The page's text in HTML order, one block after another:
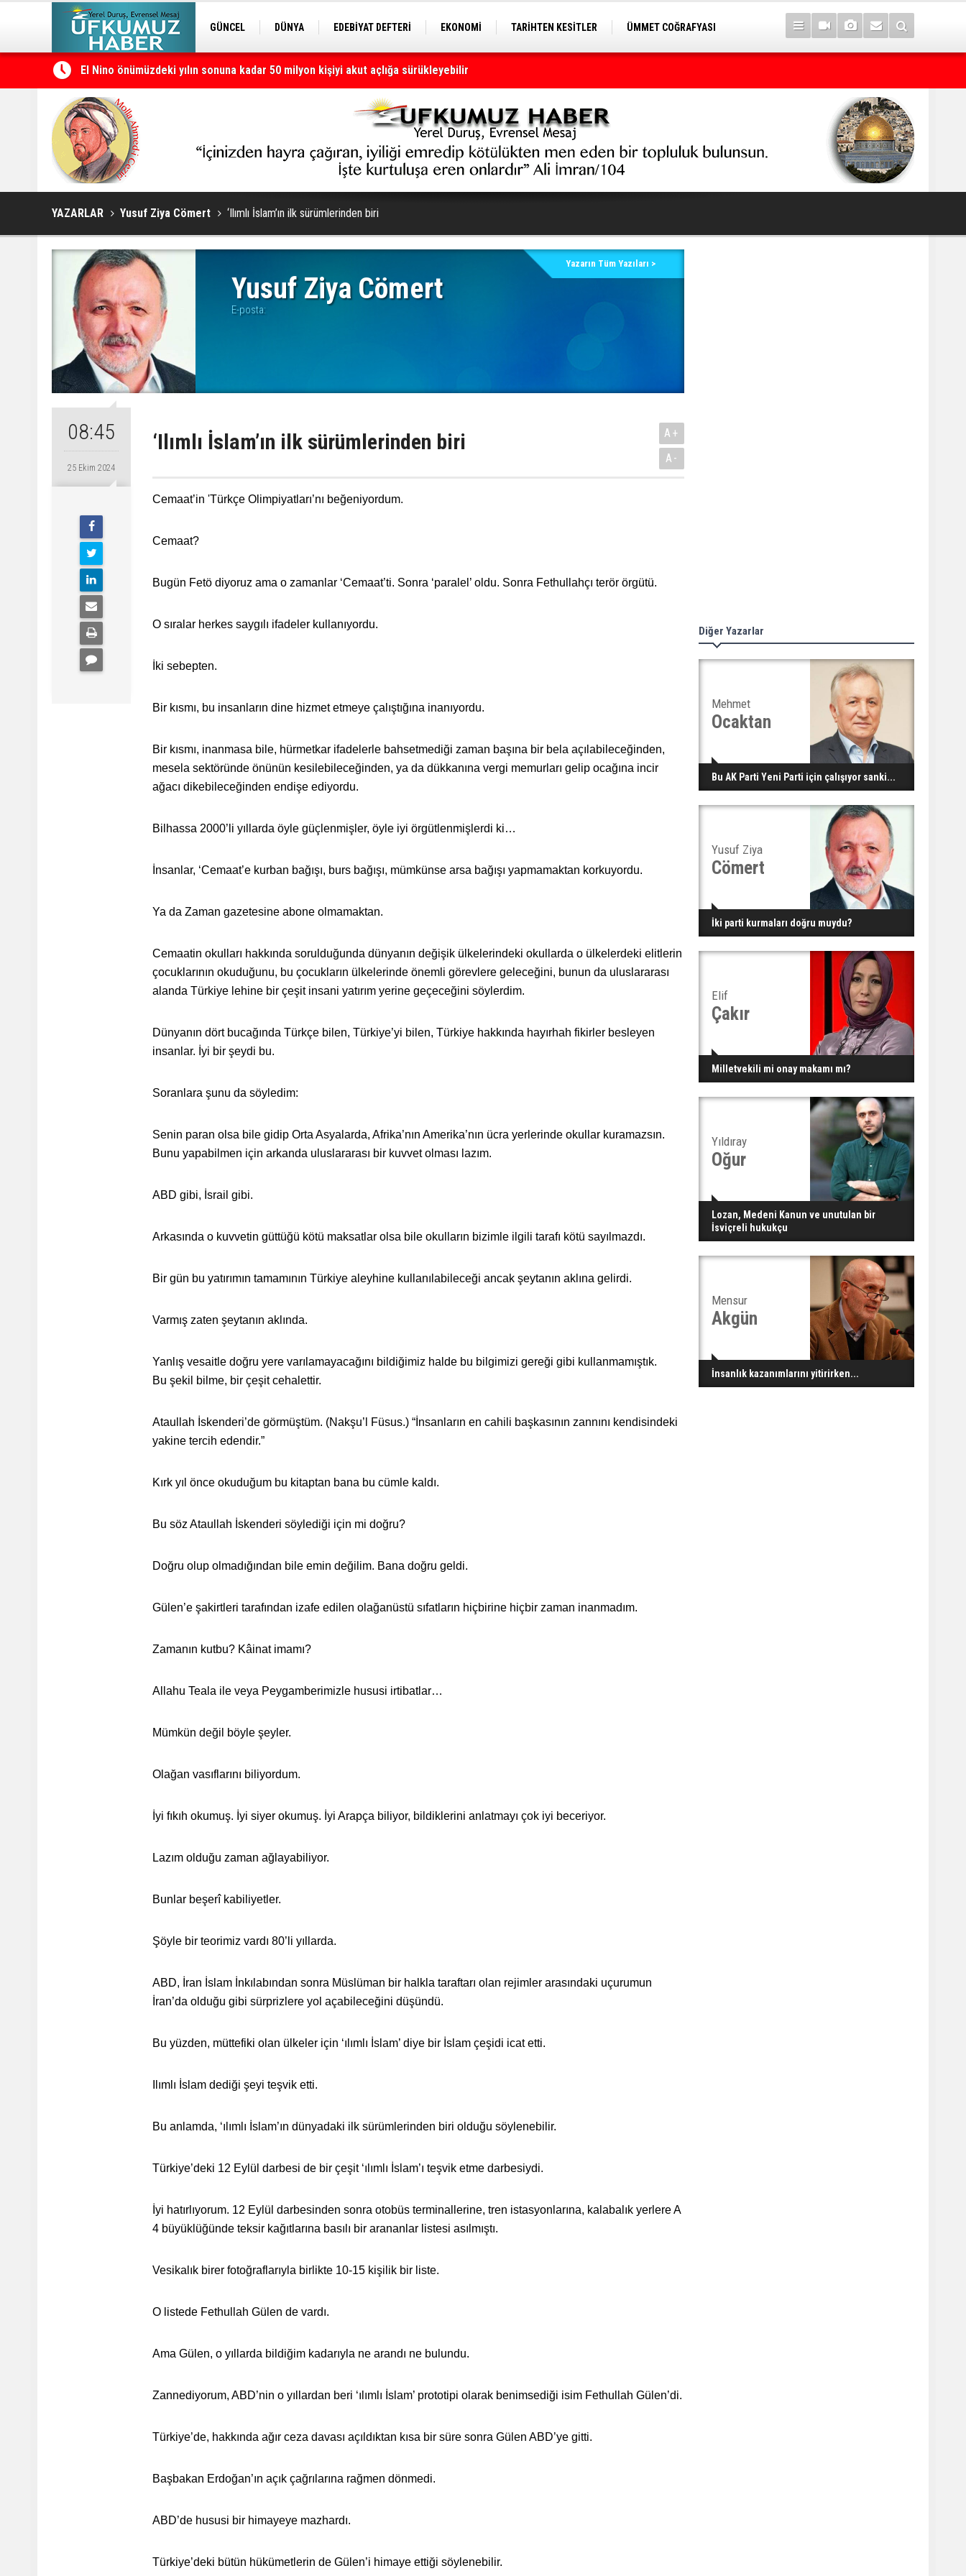
GÜNCEL DÜNYA EDEBİYAT DEFTERİ EKONOMİ TARİHTEN KESİTLER
ÜMMET COĞRAFYASI
El Nino önümüzdeki yılın sonuna kadar 50 milyon kişiyi akut açlığa sürükleyebilir
Bakan Fidan: İsrail’in yayılmacılığı durdurulmazsa kriz küreselleşir
YAZARLAR Yusuf Ziya Cömert ‘Ilımlı İslam’ın ilk sürümlerinden biri
Yusuf Ziya Cömert
E-posta:
Yazarın Tüm Yazıları >
08:45
25 Ekim 2024
‘Ilımlı İslam’ın ilk sürümlerinden biri
A+
A-
Cemaat’in 'Türkçe Olimpiyatları’nı beğeniyordum.
Cemaat?
Bugün Fetö diyoruz ama o zamanlar ‘Cemaat’ti. Sonra ‘paralel’ oldu. Sonra Fethullahçı terör örgütü.
O sıralar herkes saygılı ifadeler kullanıyordu.
İki sebepten.
Bir kısmı, bu insanların dine hizmet etmeye çalıştığına inanıyordu.
Bir kısmı, inanmasa bile, hürmetkar ifadelerle bahsetmediği zaman başına bir bela açılabileceğinden,
mesela sektöründe önünün kesilebileceğinden, ya da dükkanına vergi memurları gelip ocağına incir
ağacı dikebileceğinden endişe ediyordu.
Bilhassa 2000’li yıllarda öyle güçlenmişler, öyle iyi örgütlenmişlerdi ki…
İnsanlar, ‘Cemaat’e kurban bağışı, burs bağışı, mümkünse arsa bağışı yapmamaktan korkuyordu.
Ya da Zaman gazetesine abone olmamaktan.
Cemaatin okulları hakkında sorulduğunda dünyanın değişik ülkelerindeki okullarda o ülkelerdeki elitlerin
çocuklarının okuduğunu, bu çocukların ülkelerinde önemli görevlere geleceğini, bunun da uluslararası
alanda Türkiye lehine bir çeşit insani yatırım yerine geçeceğini söylerdim.
Dünyanın dört bucağında Türkçe bilen, Türkiye’yi bilen, Türkiye hakkında hayırhah fikirler besleyen
insanlar. İyi bir şeydi bu.
Soranlara şunu da söyledim:
Senin paran olsa bile gidip Orta Asyalarda, Afrika’nın Amerika’nın ücra yerlerinde okullar kuramazsın.
Bunu yapabilmen için arkanda uluslararası bir kuvvet olması lazım.
ABD gibi, İsrail gibi.
Arkasında o kuvvetin güttüğü kötü maksatlar olsa bile okulların bizimle ilgili tarafı kötü sayılmazdı.
Bir gün bu yatırımın tamamının Türkiye aleyhine kullanılabileceği ancak şeytanın aklına gelirdi.
Varmış zaten şeytanın aklında.
Yanlış vesaitle doğru yere varılamayacağını bildiğimiz halde bu bilgimizi gereği gibi kullanmamıştık.
Bu şekil bilme, bir çeşit cehalettir.
Ataullah İskenderi’de görmüştüm. (Nakşu’l Füsus.) “İnsanların en cahili başkasının zannını kendisindeki
yakine tercih edendir.”
Kırk yıl önce okuduğum bu kitaptan bana bu cümle kaldı.
Bu söz Ataullah İskenderi söylediği için mi doğru?
Doğru olup olmadığından bile emin değilim. Bana doğru geldi.
Gülen’e şakirtleri tarafından izafe edilen olağanüstü sıfatların hiçbirine hiçbir zaman inanmadım.
Zamanın kutbu? Kâinat imamı?
Allahu Teala ile veya Peygamberimizle hususi irtibatlar…
Mümkün değil böyle şeyler.
Olağan vasıflarını biliyordum.
İyi fıkıh okumuş. İyi siyer okumuş. İyi Arapça biliyor, bildiklerini anlatmayı çok iyi beceriyor.
Lazım olduğu zaman ağlayabiliyor.
Bunlar beşerî kabiliyetler.
Şöyle bir teorimiz vardı 80’li yıllarda.
ABD, İran İslam İnkılabından sonra Müslüman bir halkla taraftarı olan rejimler arasındaki uçurumun
İran’da olduğu gibi sürprizlere yol açabileceğini düşündü.
Bu yüzden, müttefiki olan ülkeler için ‘ılımlı İslam’ diye bir İslam çeşidi icat etti.
Ilımlı İslam dediği şeyi teşvik etti.
Bu anlamda, ‘ılımlı İslam’ın dünyadaki ilk sürümlerinden biri olduğu söylenebilir.
Türkiye’deki 12 Eylül darbesi de bir çeşit ‘ılımlı İslam’ı teşvik etme darbesiydi.
İyi hatırlıyorum. 12 Eylül darbesinden sonra otobüs terminallerine, tren istasyonlarına, kalabalık yerlere A
4 büyüklüğünde teksir kağıtlarına basılı bir arananlar listesi asılmıştı.
Vesikalık birer fotoğraflarıyla birlikte 10-15 kişilik bir liste.
O listede Fethullah Gülen de vardı.
Ama Gülen, o yıllarda bildiğim kadarıyla ne arandı ne bulundu.
Zannediyorum, ABD’nin o yıllardan beri ‘ılımlı İslam’ prototipi olarak benimsediği isim Fethullah Gülen’di.
Türkiye’de, hakkında ağır ceza davası açıldıktan kısa bir süre sonra Gülen ABD’ye gitti.
Başbakan Erdoğan’ın açık çağrılarına rağmen dönmedi.
ABD’de hususi bir himayeye mazhardı.
Türkiye’deki bütün hükümetlerin de Gülen’i himaye ettiği söylenebilir.
Diğer Yazarlar
Mehmet
Ocaktan
Bu AK Parti Yeni Parti için çalışıyor sanki...
Yusuf Ziya
Cömert
İki parti kurmaları doğru muydu?
Elif
Çakır
Milletvekili mi onay makamı mı?
Yıldıray
Oğur
Lozan, Medeni Kanun ve unutulan bir
İsviçreli hukukçu
Mensur
Akgün
İnsanlık kazanımlarını yitirirken...